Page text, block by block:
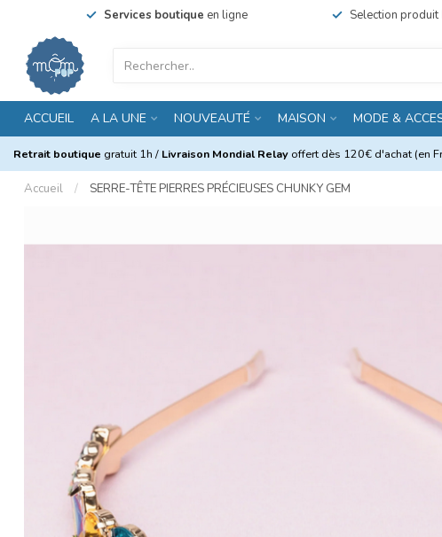
Services boutique en ligne Selection produit
ACCUEIL A LA UNE NOUVEAUTÉ MAISON MODE &
Retrait boutique gratuit 1h / Livraison Mondial Relay offert dès 120€ d'achat (en
Accueil / SERRE-TÊTE PIERRES PRÉCIEUSES CHUNKY GEM